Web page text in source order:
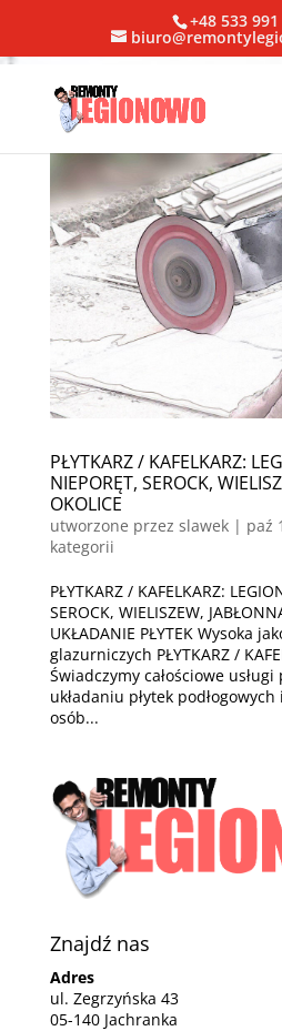
+48 533
PŁYTKARZ / KAFELKARZ:
NIEPORĘT, SEROCK,
OKOLICE
utworzone przez slawek| paź
kategorii
PŁYTKARZ / KAFELKARZ:
SEROCK, WIELISZEW,
UKŁADANIE PŁYTEK Wysoka
glazurniczych PŁYTKARZ /
Świadczymy całościowe
układaniu płytek
osób...
Znajdź nas
Adres
ul. Zegrzyńska 43
05-140 Jachranka